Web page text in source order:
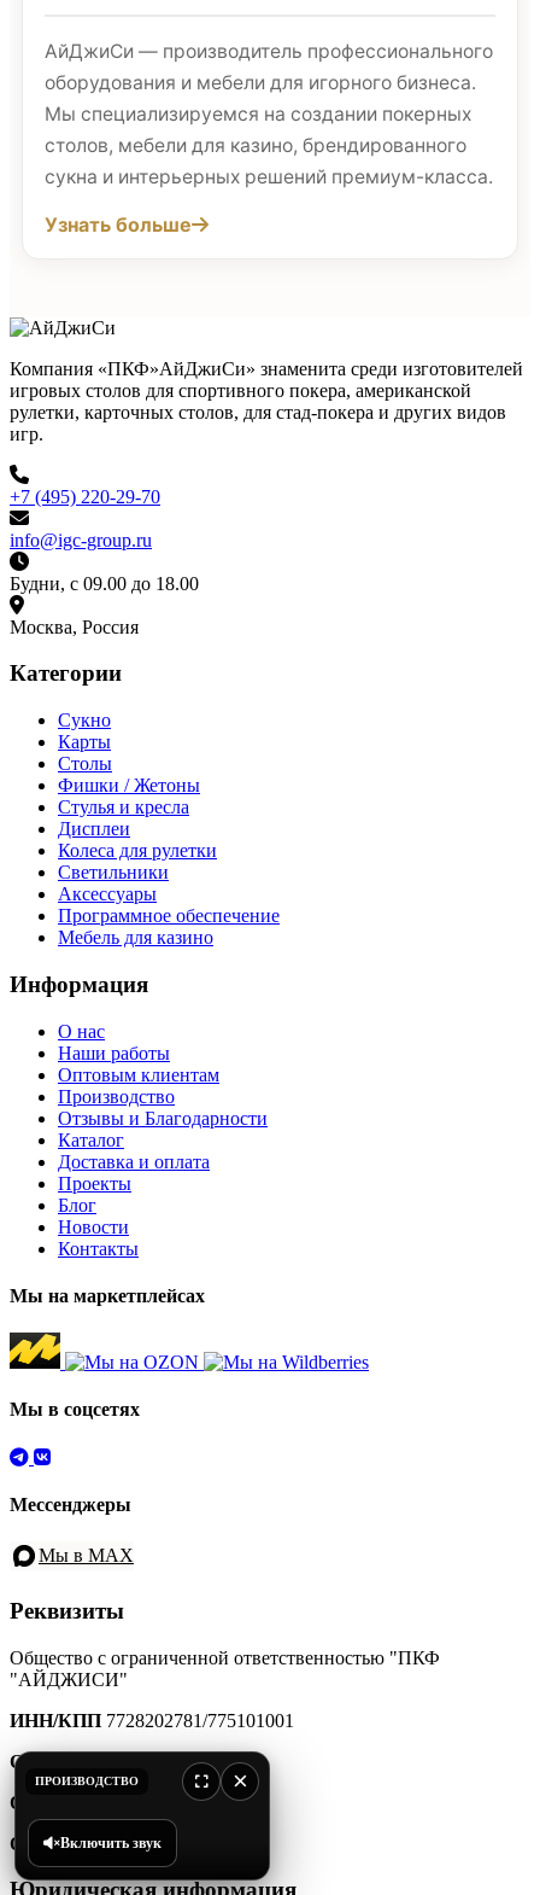
АйДжиСи — производитель профессионального
оборудования и мебели для игорного бизнеса.
Мы специализируемся на создании покерных
столов, мебели для казино, брендированного
сукна и интерьерных решений премиум-класса.
Узнать больше
Компания «ПКФ»АйДжиСи» знаменита среди изготовителей
игровых столов для спортивного покера, американской
рулетки, карточных столов, для стад-покера и других видов
игр.
+7 (495) 220-29-70
info@igc-group.ru
Будни, с 09.00 до 18.00
Москва, Россия
Категории
Сукно
Карты
Столы
Фишки / Жетоны
Стулья и кресла
Дисплеи
Колеса для рулетки
Светильники
Аксессуары
Программное обеспечение
Мебель для казино
Информация
О нас
Наши работы
Оптовым клиентам
Производство
Отзывы и Благодарности
Каталог
Доставка и оплата
Проекты
Блог
Новости
Контакты
Мы на маркетплейсах
Мы в соцсетях
Мессенджеры
Мы в MAX
Реквизиты
Общество с ограниченной ответственностью "ПКФ
"АЙДЖИСИ"
ИНН/КПП 7728202781/775101001
ОГРН
1157746185630
ОКПО
ОКТМО45907000000
ПРОИЗВОДСТВО ×
Включить звук